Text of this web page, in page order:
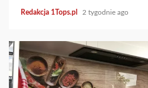
Redakcja 1Tops.pl 2 tygodnie ago